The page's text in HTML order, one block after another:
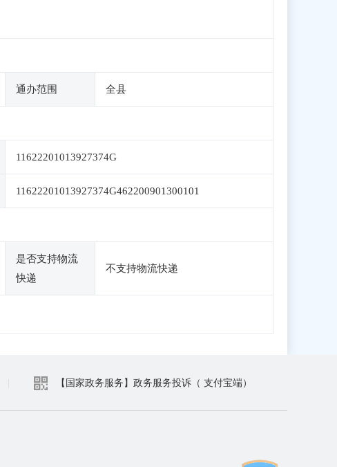
通办范围 全县
11622201013927374G
11622201013927374G462200901300101
是否支持物流
快递
不支持物流快递
【国家政务服务】政务服务投诉（ 支付宝端）